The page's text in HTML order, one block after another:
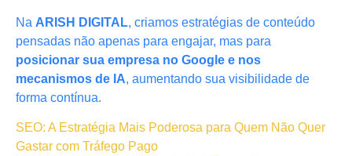
Na ARISH DIGITAL, criamos estratégias de conteúdo
pensadas não apenas para engajar, mas para
posicionar sua empresa no Google e nos
mecanismos de IA, aumentando sua visibilidade de
forma contínua.
SEO: A Estratégia Mais Poderosa para Quem Não Quer
Gastar com Tráfego Pago